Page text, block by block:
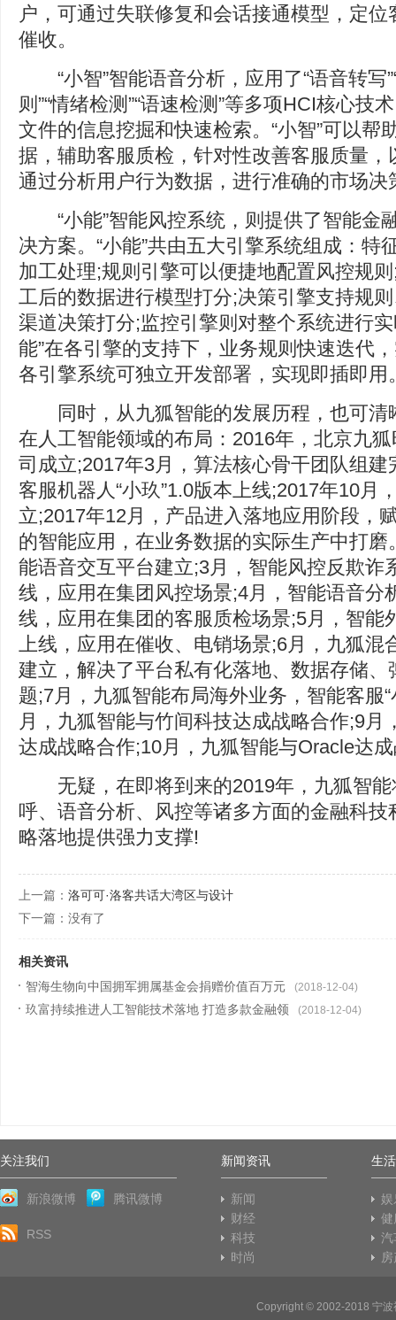
户，可通过失联修复和会话接通模型，定
催收。
“小智”智能语音分析，应用了“语音转写
则”“情绪检测”“语速检测”等多项HCI核心技
文件的信息挖掘和快速检索。“小智”可以帮
据，辅助客服质检，针对性改善客服质量
通过分析用户行为数据，进行准确的市场决
“小能”智能风控系统，则提供了智能金
决方案。“小能”共由五大引擎系统组成：特
加工处理;规则引擎可以便捷地配置风控规
工后的数据进行模型打分;决策引擎支持规
渠道决策打分;监控引擎则对整个系统进行
能”在各引擎的支持下，业务规则快速迭代
各引擎系统可独立开发部署，实现即插即用
同时，从九狐智能的发展历程，也可清
在人工智能领域的布局：2016年，北京九
司成立;2017年3月，算法核心骨干团队组
客服机器人“小玖”1.0版本上线;2017年10月
立;2017年12月，产品进入落地应用阶段，
的智能应用，在业务数据的实际生产中打磨
能语音交互平台建立;3月，智能风控反欺诈
线，应用在集团风控场景;4月，智能语音分
线，应用在集团的客服质检场景;5月，智能
上线，应用在催收、电销场景;6月，九狐混
建立，解决了平台私有化落地、数据存储
题;7月，九狐智能布局海外业务，智能客服
月，九狐智能与竹间科技达成战略合作;9月
达成战略合作;10月，九狐智能与Oracle达
无疑，在即将到来的2019年，九狐智能
呼、语音分析、风控等诸多方面的金融科
略落地提供强力支撑!
上一篇： 洛可可·洛客共话大湾区与设计
下一篇：没有了
相关资讯
智海生物向中国拥军拥属基金会捐赠价值百万元
(2018-12-04)
玖富持续推进人工智能技术落地 打造多款金融领 (2018-12-04)
关注我们
新浪微博 腾讯微博
RSS
新闻资讯
新闻
财经
科技
时尚
生
娱
健
汽
Copyright © 2002-2018宁波